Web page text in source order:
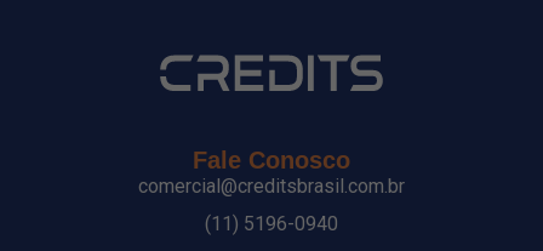
Fale Conosco
comercial@creditsbrasil.com.br
(11) 5196-0940